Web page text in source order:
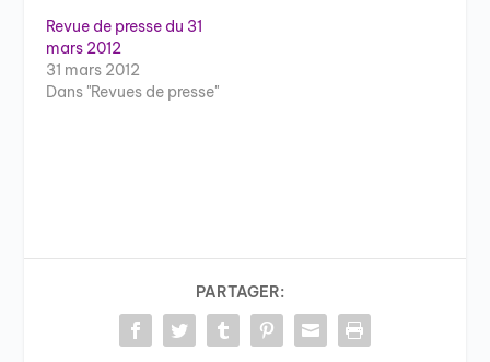
Revue de presse du 31
mars 2012
31 mars 2012
Dans "Revues de presse"
PARTAGER: